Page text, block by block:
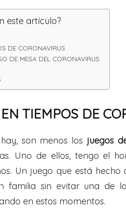
este artículo?
DE CORONAVIRUS
DE MESA DEL CORONAVIRUS
TIEMPOS DE
son menos los juegos
Uno de ellos, tengo el
Un juego que está
familia sin evitar una de
en estos momentos.